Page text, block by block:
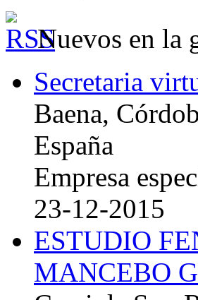
Nuevos en la
Secretaria
Baena,
España
Empresa
23-12-2015
ESTUDIO
MANCEBO